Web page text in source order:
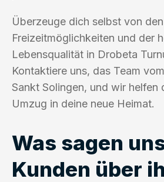
Überzeuge dich selbst von
Freizeitmöglichkeiten und der
Lebensqualität in Drobeta
Kontaktiere uns, das Team
Sankt Solingen, und wir helfen
Umzug in deine neue Heimat.
Was sagen
Kunden über